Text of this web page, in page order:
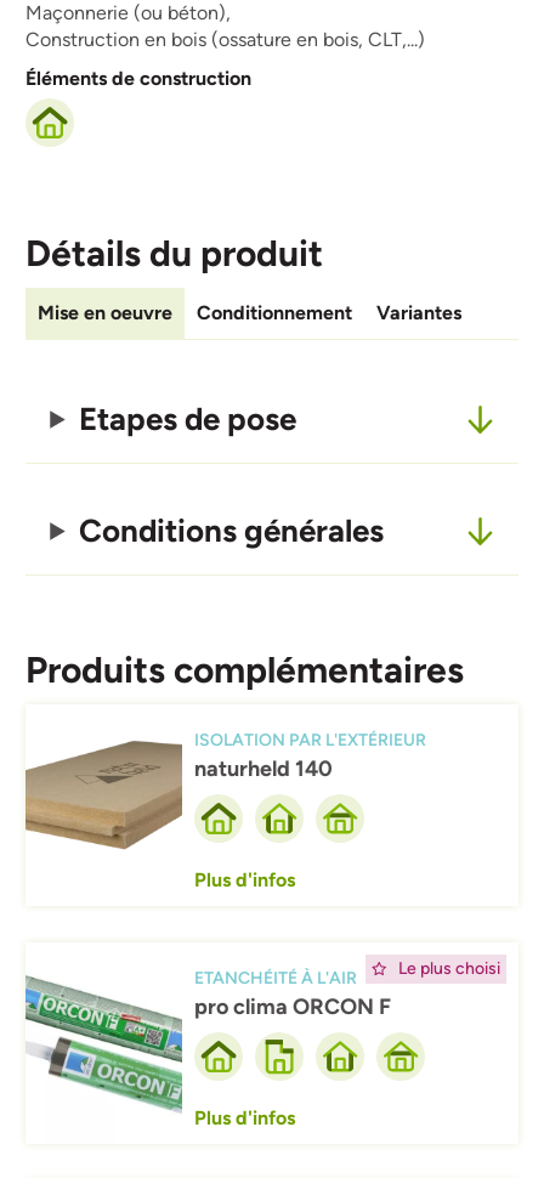
Maçonnerie (ou béton),
Construction en bois (ossature en bois, CLT,...)
Éléments de construction
Détails du produit
Mise en oeuvre Conditionnement Variantes
Etapes de pose
Conditions générales
Produits complémentaires
ISOLATION PAR L'EXTÉRIEUR
naturheld 140
Plus d'infos
Le plus choisi
ETANCHÉITÉ À L'AIR
pro clima ORCON F
Plus d'infos